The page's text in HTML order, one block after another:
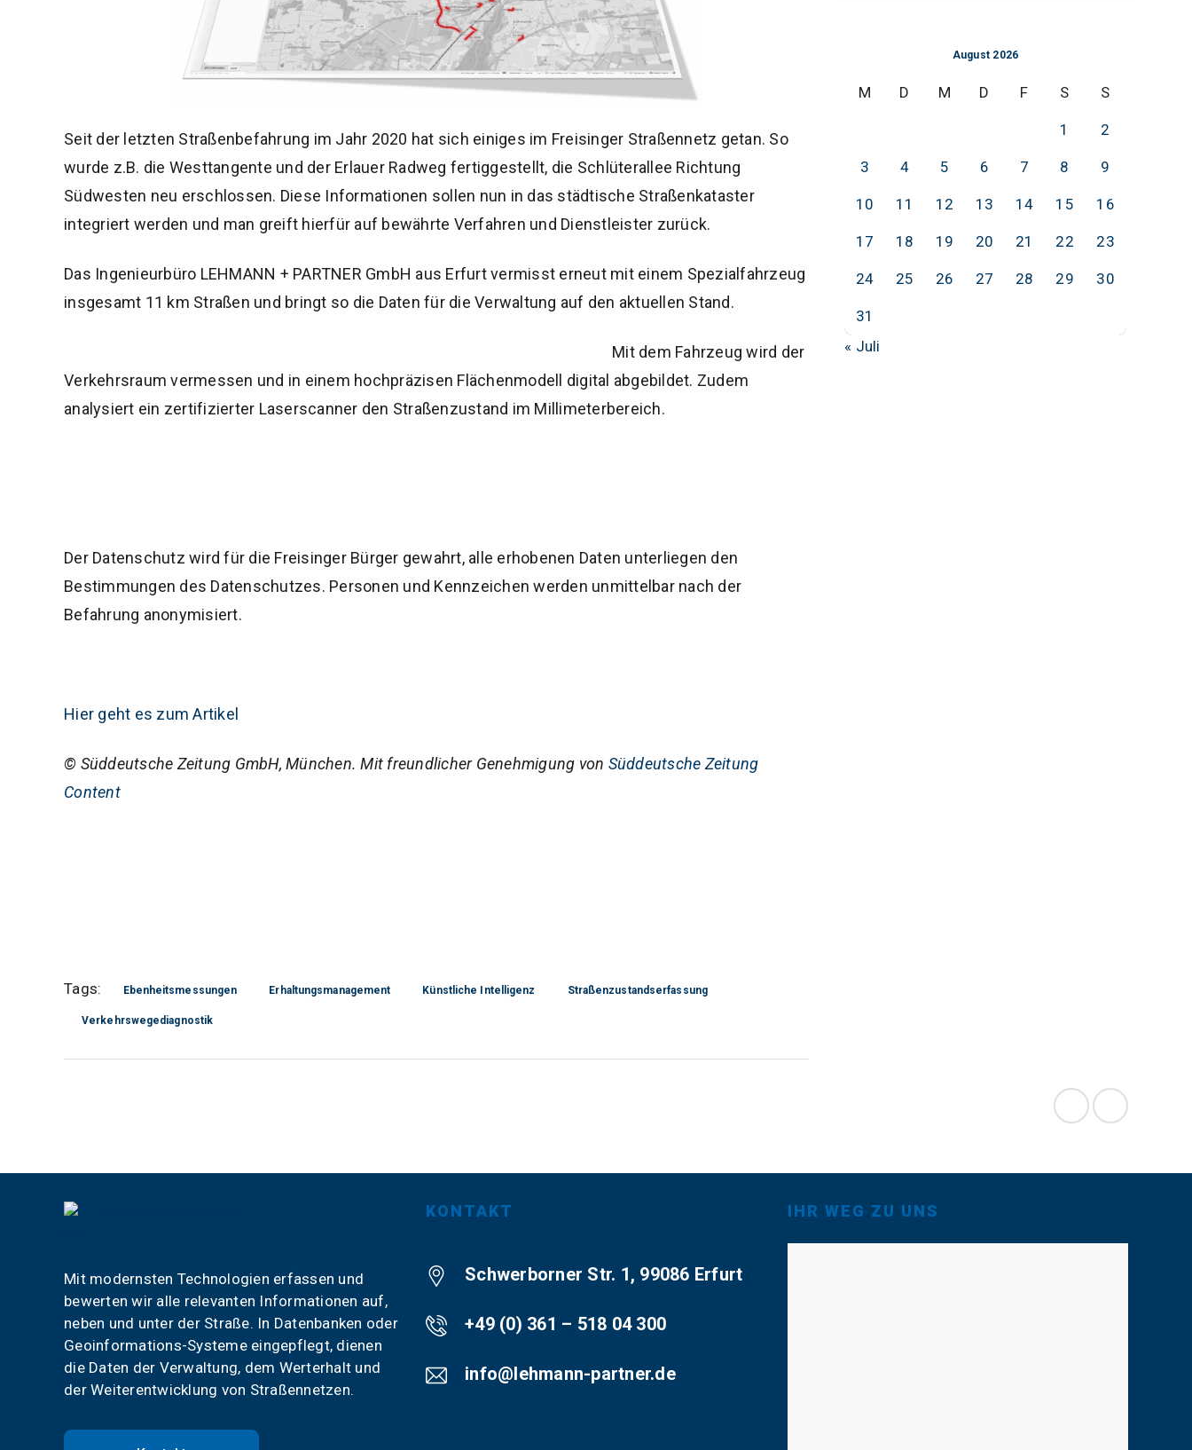
Seit der letzten Straßenbefahrung im Jahr 2020 hat sich einiges im Freisinger Straßennetz getan. So
wurde z.B. die Westtangente und der Erlauer Radweg fertiggestellt, die Schlüterallee Richtung
Südwesten neu erschlossen. Diese Informationen sollen nun in das städtische Straßenkataster
integriert werden und man greift hierfür auf bewährte Verfahren und Dienstleister zurück.
Das Ingenieurbüro LEHMANN + PARTNER GmbH aus Erfurt vermisst erneut mit einem Spezialfahrzeug
insgesamt 11 km Straßen und bringt so die Daten für die Verwaltung auf den aktuellen Stand.
Mit dem Fahrzeug wird der
Verkehrsraum vermessen und in einem hochpräzisen Flächenmodell digital abgebildet. Zudem
analysiert ein zertifizierter Laserscanner den Straßenzustand im Millimeterbereich.
Der Datenschutz wird für die Freisinger Bürger gewahrt, alle erhobenen Daten unterliegen den
Bestimmungen des Datenschutzes. Personen und Kennzeichen werden unmittelbar nach der
Befahrung anonymisiert.
Hier geht es zum Artikel
© Süddeutsche Zeitung GmbH, München. Mit freundlicher Genehmigung von Süddeutsche Zeitung
Content
Tags: Ebenheitsmessungen Erhaltungsmanagement Künstliche Intelligenz Straßenzustandserfassung
Verkehrswegediagnostik
August 2026
M D M D F S S
1 2
3 4 5 6 7 8 9
10 11 12 13 14 15 16
17 18 19 20 21 22 23
24 25 26 27 28 29 30
31
« Juli
Mit modernsten Technologien erfassen und
bewerten wir alle relevanten Informationen auf,
neben und unter der Straße. In Datenbanken oder
Geoinformations-Systeme eingepflegt, dienen
die Daten der Verwaltung, dem Werterhalt und
der Weiterentwicklung von Straßennetzen.
KONTAKT
Schwerborner Str. 1, 99086 Erfurt
+49 (0) 361 – 518 04 300
info@lehmann-partner.de
IHR WEG ZU UNS